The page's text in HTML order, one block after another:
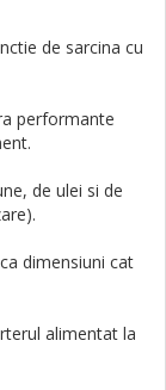
de sarcina cu
performante
de ulei si de
dimensiuni cat
alimentat la